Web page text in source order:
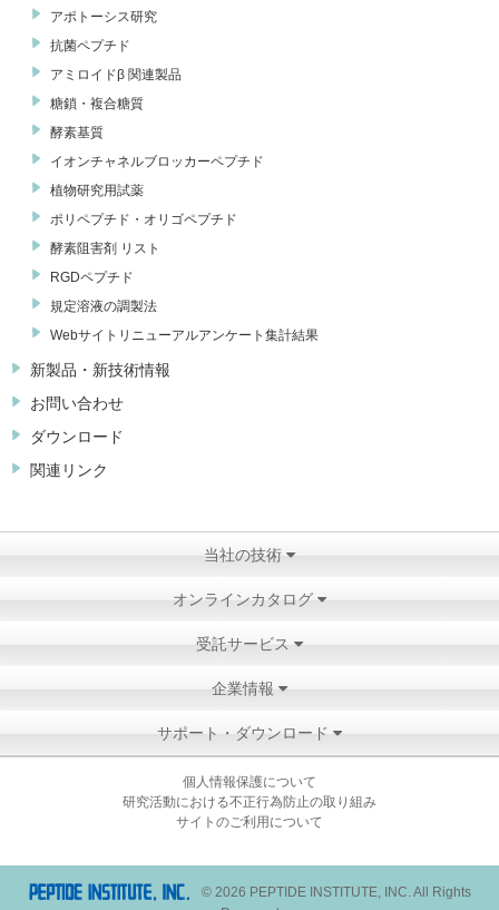
アポトーシス研究
抗菌ペプチド
アミロイドβ 関連製品
糖鎖・複合糖質
酵素基質
イオンチャネルブロッカーペプチド
植物研究用試薬
ポリペプチド・オリゴペプチド
酵素阻害剤 リスト
RGDペプチド
規定溶液の調製法
Webサイトリニューアルアンケート集計結果
新製品・新技術情報
お問い合わせ
ダウンロード
関連リンク
当社の技術
オンラインカタログ
受託サービス
企業情報
サポート・ダウンロード
個人情報保護について
研究活動における不正行為防止の取り組み
サイトのご利用について
© 2026 PEPTIDE INSTITUTE, INC. All Rights